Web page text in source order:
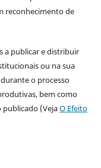
reconhecimento de
a publicar e distribuir
ou na sua
o processo
bem como
(VejaO Efeito